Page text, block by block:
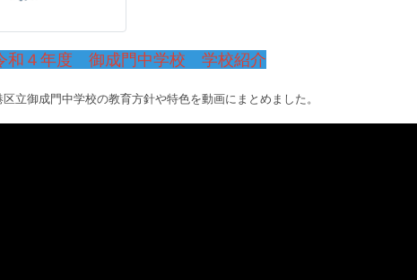
和４年度 御成門中学校 学校紹介
区立御成門中学校の教育方針や特色を動画にまとめました。